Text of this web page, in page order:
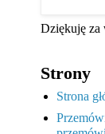
Dziękuję za
Strony
Strona